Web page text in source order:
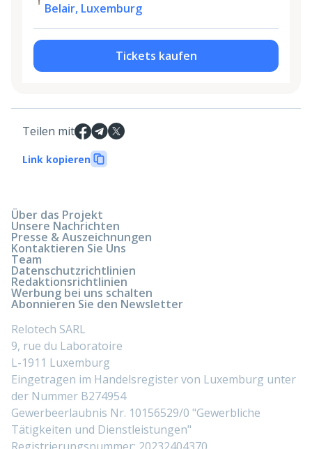
Belair, Luxemburg
Tickets kaufen
Teilen mit
Link kopieren
Über das Projekt
Unsere Nachrichten
Presse & Auszeichnungen
Kontaktieren Sie Uns
Team
Datenschutzrichtlinien
Redaktionsrichtlinien
Werbung bei uns schalten
Abonnieren Sie den Newsletter
Relotech SARL
9, rue du Laboratoire
L-1911 Luxemburg
Eingetragen im Handelsregister von Luxemburg unter
der Nummer B274954
Gewerbeerlaubnis Nr. 10156529/0 "Gewerbliche
Tätigkeiten und Dienstleistungen"